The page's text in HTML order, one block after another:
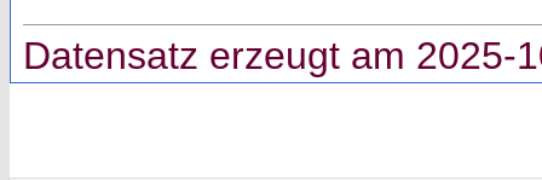
Datensatz erzeugt am 2025-